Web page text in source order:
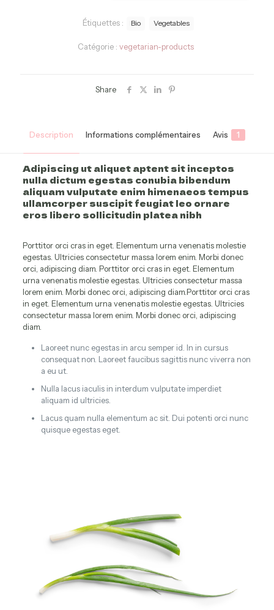
Catégorie : vegetarian-products
Étiquettes : Bio Vegetables
Share
Description Informations complémentaires Avis 1
Adipiscing ut aliquet aptent sit inceptos
nulla dictum egestas conubia bibendum
aliquam vulputate enim himenaeos tempus
ullamcorper suscipit feugiat leo ornare
eros libero sollicitudin platea nibh
Porttitor orci cras in eget. Elementum urna venenatis molestie
egestas. Ultricies consectetur massa lorem enim. Morbi donec
orci, adipiscing diam. Porttitor orci cras in eget. Elementum
urna venenatis molestie egestas. Ultricies consectetur massa
lorem enim. Morbi donec orci, adipiscing diam.Porttitor orci cras
in eget. Elementum urna venenatis molestie egestas. Ultricies
consectetur massa lorem enim. Morbi donec orci, adipiscing
diam.
Laoreet nunc egestas in arcu semper id. In in cursus
consequat non. Laoreet faucibus sagittis nunc viverra non
a eu ut.
Nulla lacus iaculis in interdum vulputate imperdiet
aliquam id ultricies.
Lacus quam nulla elementum ac sit. Dui potenti orci nunc
quisque egestas eget.